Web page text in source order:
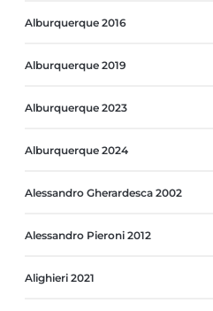
Alburquerque 2016
Alburquerque 2019
Alburquerque 2023
Alburquerque 2024
Alessandro Gherardesca 2002
Alessandro Pieroni 2012
Alighieri 2021